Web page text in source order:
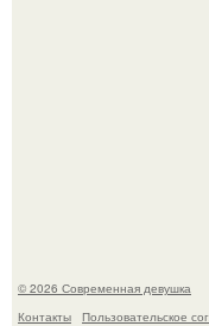
© 2026 Современная девушка
Контакты
Пользовательское